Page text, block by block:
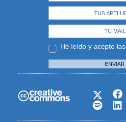
He leído y acepto las
ENVIAR